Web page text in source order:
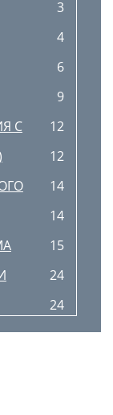
3
4
6
9
С
12
12
14
14
15
24
24
26